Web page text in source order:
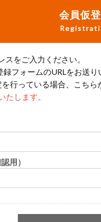
会員仮
をご入力ください。
フォームのURLをお送り
行っている場合、こちら
たします。
認用）